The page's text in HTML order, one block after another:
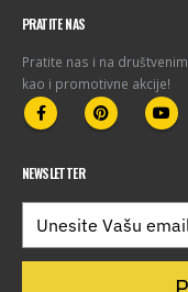
PRATITE NAS
Pratite nas i na
kao i promotivne akcije!
NEWSLETTER